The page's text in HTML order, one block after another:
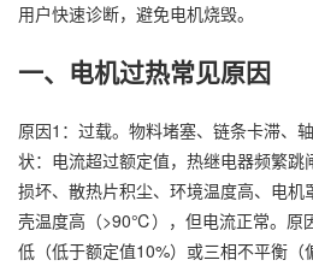
用户快速诊断，避免电机烧毁。
一、电机过热常见原因
原因1：过载。物料堵塞、链条卡滞、
状：电流超过额定值，热继电器频繁跳
损坏、散热片积尘、环境温度高、电
壳温度高（>90℃），但电流正常。原
低（低于额定值10%）或三相不平衡（